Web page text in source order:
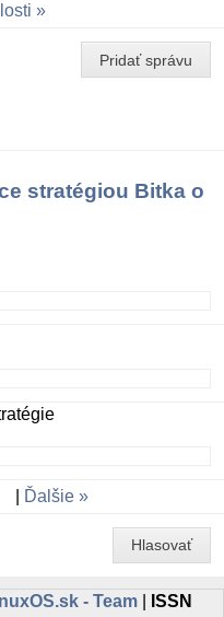
Pridať správu
stratégiou Bitka o
Ďalšie
Hlasovať
- Team|
ISSN